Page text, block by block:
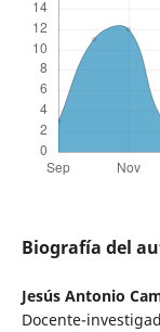
Biografía del
Jesús Antonio
Docente-